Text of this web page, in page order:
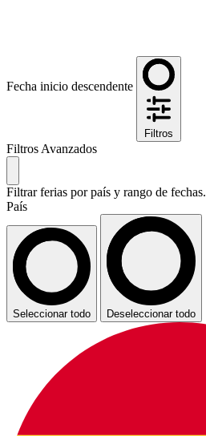
Fecha inicio descendente
Filtros
Filtros Avanzados
Filtrar ferias por país y rango de fechas.
País
Seleccionar todo Deseleccionar todo